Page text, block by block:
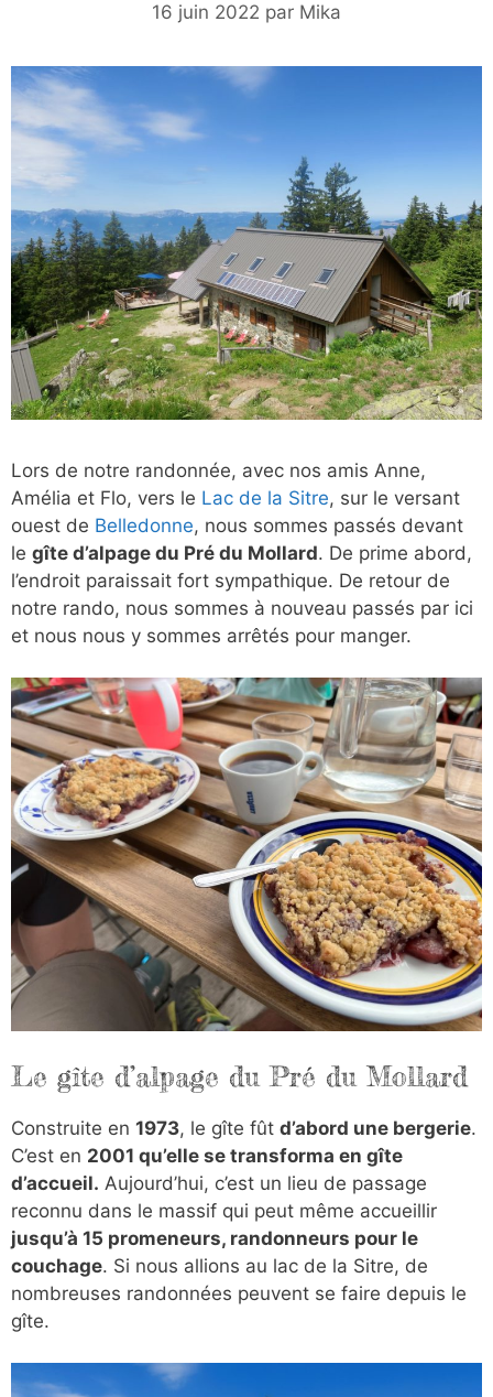
16 juin 2022 par Mika
Lors de notre randonnée, avec nos amis Anne,
Amélia et Flo, vers le Lac de la Sitre, sur le versant
ouest de Belledonne, nous sommes passés devant
le gîte d’alpage du Pré du Mollard. De prime abord,
l’endroit paraissait fort sympathique. De retour de
notre rando, nous sommes à nouveau passés par ici
et nous nous y sommes arrêtés pour manger.
Le gîte d’alpage du Pré du Mollard
Construite en 1973, le gîte fût d’abord une bergerie.
C’est en 2001 qu’elle se transforma en gîte
d’accueil. Aujourd’hui, c’est un lieu de passage
reconnu dans le massif qui peut même accueillir
jusqu’à 15 promeneurs, randonneurs pour le
couchage. Si nous allions au lac de la Sitre, de
nombreuses randonnées peuvent se faire depuis le
gîte.